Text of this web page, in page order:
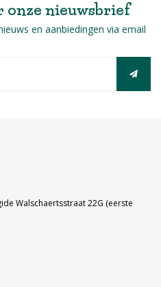
onze nieuwsbrief
en aanbiedingen via email
Walschaertsstraat 22G (eerste